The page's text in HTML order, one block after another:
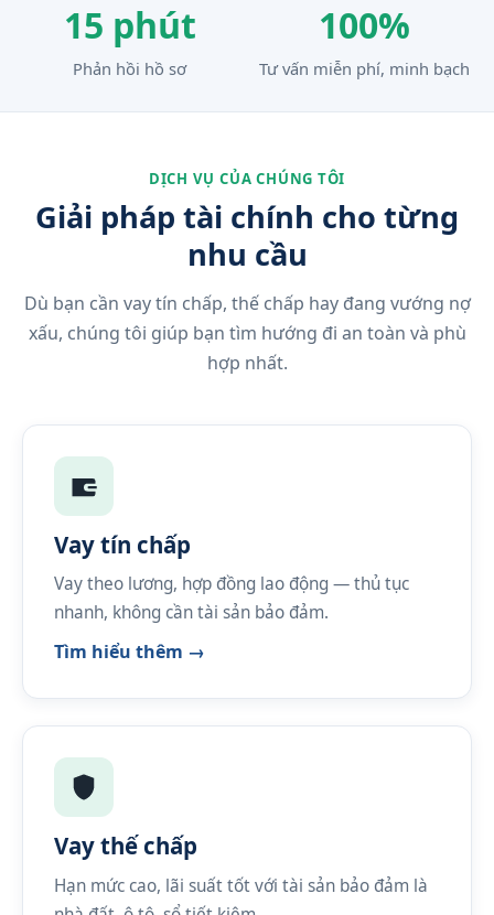
15 phút
Phản hồi hồ sơ
100%
Tư vấn miễn phí, minh bạch
DỊCH VỤ CỦA CHÚNG TÔI
Giải pháp tài chính cho từng
nhu cầu
Dù bạn cần vay tín chấp, thế chấp hay đang vướng nợ
xấu, chúng tôi giúp bạn tìm hướng đi an toàn và phù
hợp nhất.
Vay tín chấp
Vay theo lương, hợp đồng lao động — thủ tục
nhanh, không cần tài sản bảo đảm.
Tìm hiểu thêm →
Vay thế chấp
Hạn mức cao, lãi suất tốt với tài sản bảo đảm là